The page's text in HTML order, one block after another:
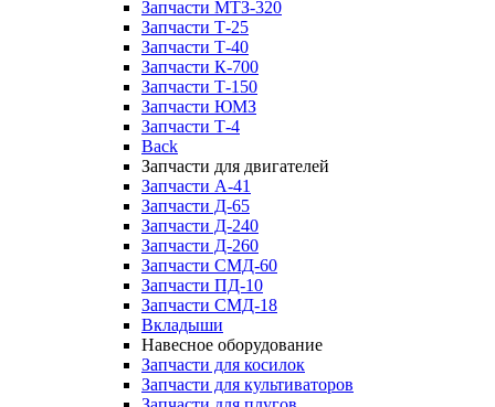
Запчасти МТЗ-320
Запчасти Т-25
Запчасти Т-40
Запчасти К-700
Запчасти Т-150
Запчасти ЮМЗ
Запчасти Т-4
Back
Запчасти для двигателей
Запчасти А-41
Запчасти Д-65
Запчасти Д-240
Запчасти Д-260
Запчасти СМД-60
Запчасти ПД-10
Запчасти СМД-18
Вкладыши
Навесное оборудование
Запчасти для косилок
Запчасти для культиваторов